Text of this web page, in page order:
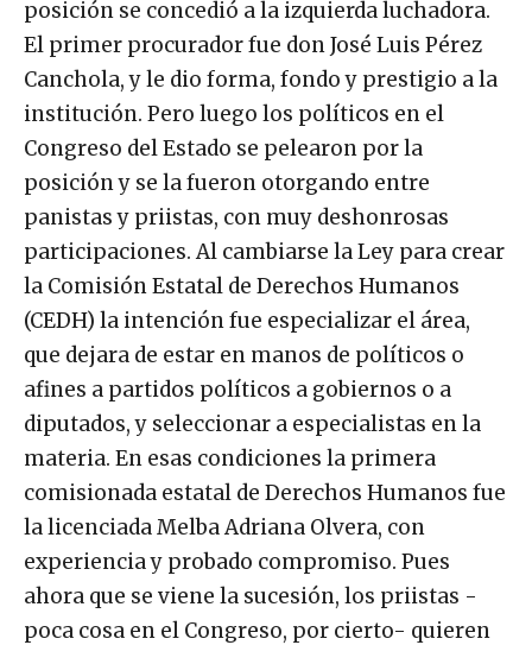
posición se concedió a la izquierda luchadora.
El primer procurador fue don José Luis Pérez
Canchola, y le dio forma, fondo y prestigio a la
institución. Pero luego los políticos en el
Congreso del Estado se pelearon por la
posición y se la fueron otorgando entre
panistas y priistas, con muy deshonrosas
participaciones. Al cambiarse la Ley para crear
la Comisión Estatal de Derechos Humanos
(CEDH) la intención fue especializar el área,
que dejara de estar en manos de políticos o
afines a partidos políticos a gobiernos o a
diputados, y seleccionar a especialistas en la
materia. En esas condiciones la primera
comisionada estatal de Derechos Humanos fue
la licenciada Melba Adriana Olvera, con
experiencia y probado compromiso. Pues
ahora que se viene la sucesión, los priistas -
poca cosa en el Congreso, por cierto- quieren